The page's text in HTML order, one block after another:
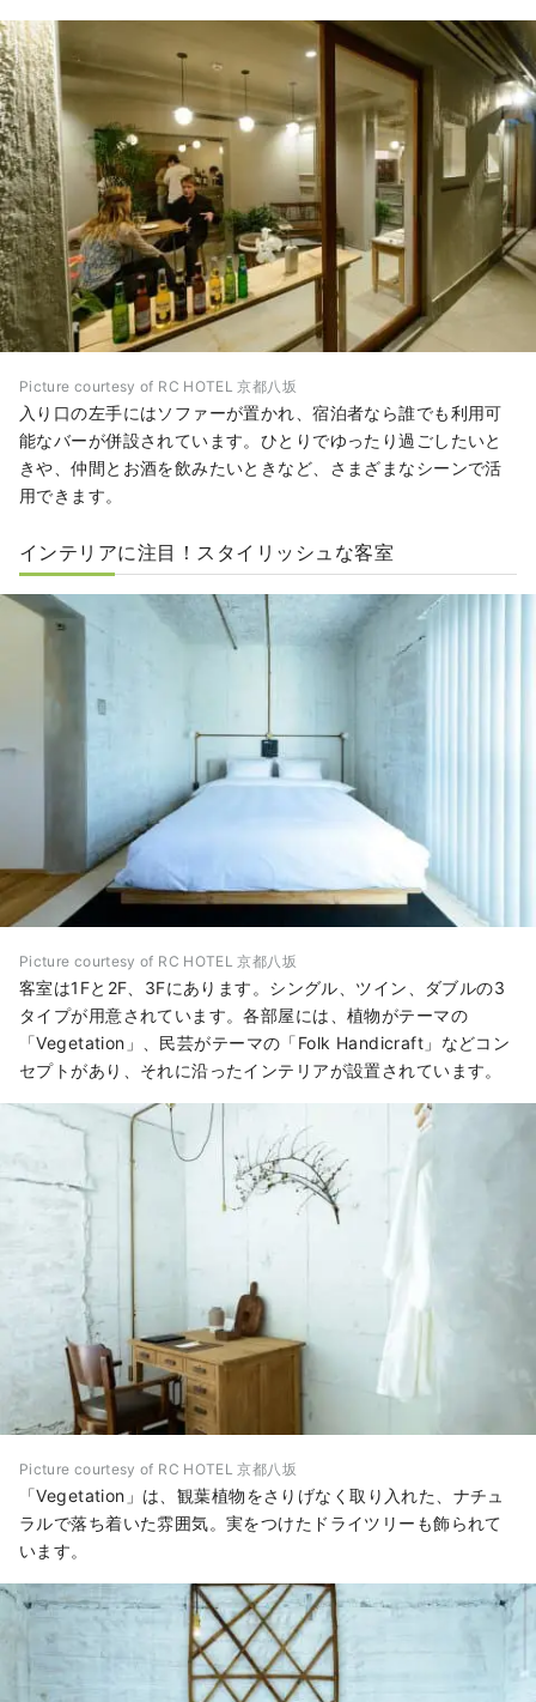
Picture courtesy of RC HOTEL 京都八坂
入り口の左手にはソファーが置かれ、宿泊者なら誰でも利用可
能なバーが併設されています。ひとりでゆったり過ごしたいと
きや、仲間とお酒を飲みたいときなど、さまざまなシーンで活
用できます。
インテリアに注目！スタイリッシュな客室
Picture courtesy of RC HOTEL 京都八坂
客室は1Fと2F、3Fにあります。シングル、ツイン、ダブルの3
タイプが用意されています。各部屋には、植物がテーマの
「Vegetation」、民芸がテーマの「Folk Handicraft」などコン
セプトがあり、それに沿ったインテリアが設置されています。
Picture courtesy of RC HOTEL 京都八坂
「Vegetation」は、観葉植物をさりげなく取り入れた、ナチュ
ラルで落ち着いた雰囲気。実をつけたドライツリーも飾られて
います。